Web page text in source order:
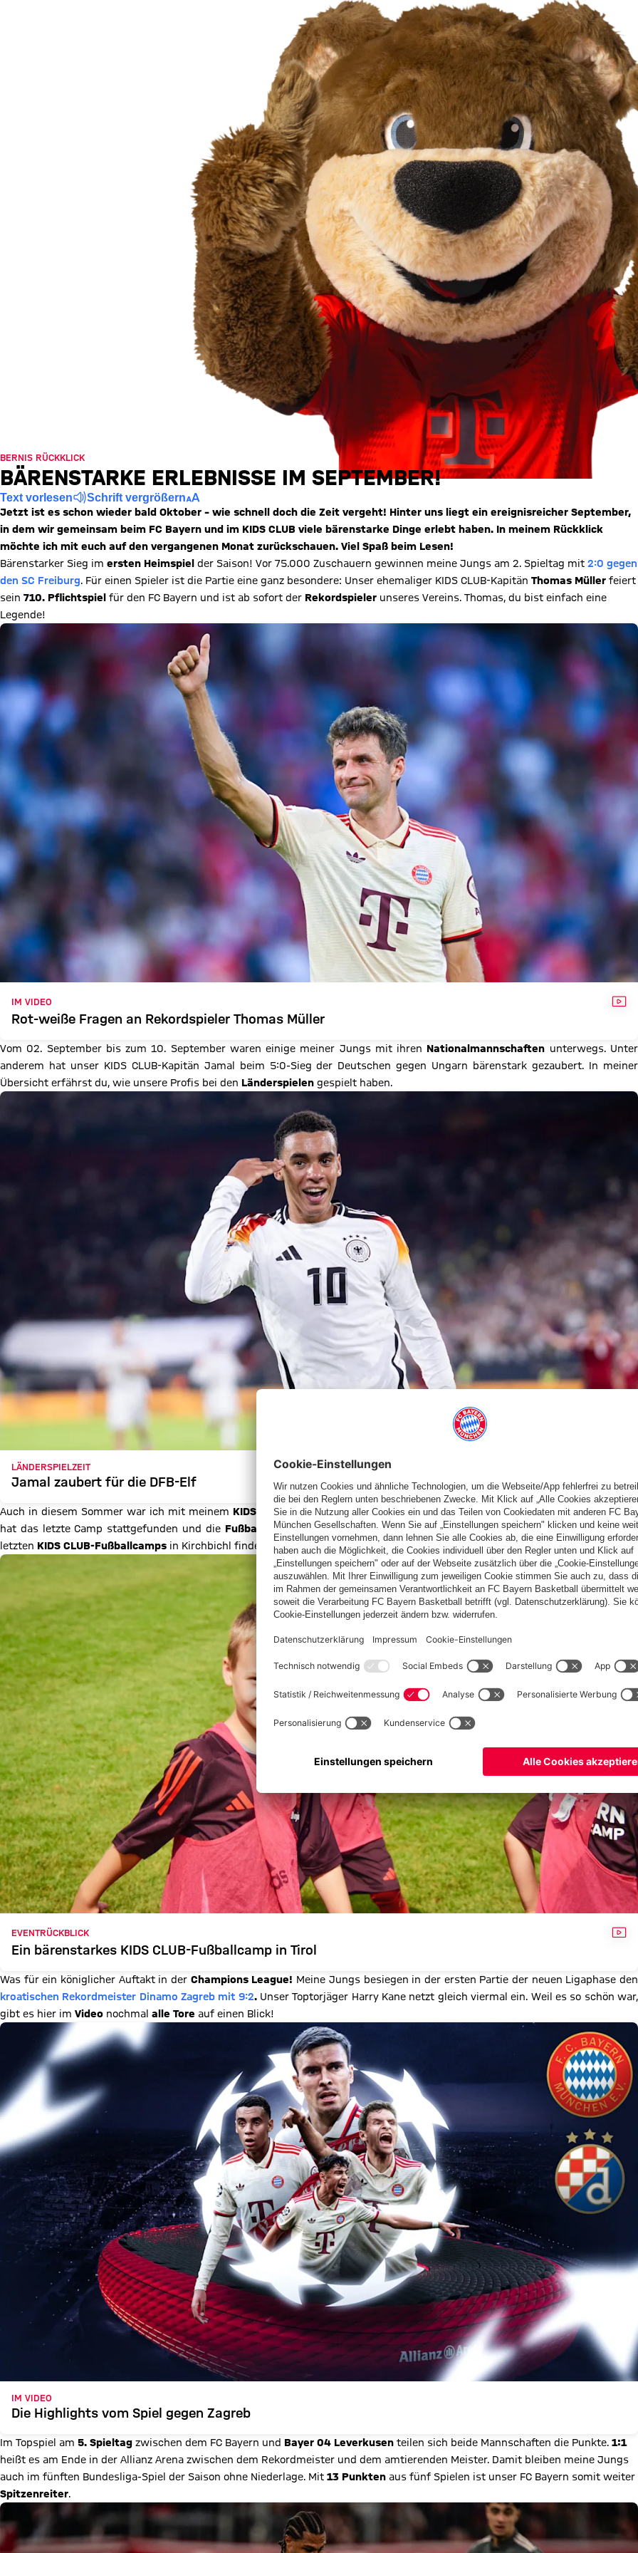
BERNIS RÜCKKLICK
BÄRENSTARKE ERLEBNISSE IM SEPTEMBER!
Text vorlesen Schrift vergrößern
Jetzt ist es schon wieder bald Oktober – wie schnell doch die Zeit vergeht! Hinter uns liegt ein ereignisreicher September,
in dem wir gemeinsam beim FC Bayern und im KIDS CLUB viele bärenstarke Dinge erlebt haben. In meinem Rückklick
möchte ich mit euch auf den vergangenen Monat zurückschauen. Viel Spaß beim Lesen!
Bärenstarker Sieg im ersten Heimspiel der Saison! Vor 75.000 Zuschauern gewinnen meine Jungs am 2. Spieltag mit 2:0 gegen
den SC Freiburg. Für einen Spieler ist die Partie eine ganz besondere: Unser ehemaliger KIDS CLUB-Kapitän Thomas Müller feiert
sein 710. Pflichtspiel für den FC Bayern und ist ab sofort der Rekordspieler unseres Vereins. Thomas, du bist einfach eine
Legende!
IM VIDEO
Rot-weiße Fragen an Rekordspieler Thomas Müller
Vom 02. September bis zum 10. September waren einige meiner Jungs mit ihren Nationalmannschaften unterwegs. Unter
anderem hat unser KIDS CLUB-Kapitän Jamal beim 5:0-Sieg der Deutschen gegen Ungarn bärenstark gezaubert. In meiner
Übersicht erfährst du, wie unsere Profis bei den Länderspielen gespielt haben.
LÄNDERSPIELZEIT
Jamal zaubert für die DFB-Elf
Auch in diesem Sommer war ich mit meinem KIDS CLUBwieder auf zahlreichen Fußballplätzen unterwegs. Anfang September
hat das letzte Camp stattgefunden und die Fußballcampsaisonist somit beendet. Bärenstarke Eindrücke von einem unserer
letzten KIDS CLUB-Fußballcamps in Kirchbichl findest du hier im Video.
EVENTRÜCKBLICK
Ein bärenstarkes KIDS CLUB-Fußballcamp in Tirol
Was für ein königlicher Auftakt in der Champions League! Meine Jungs besiegen in der ersten Partie der neuen Ligaphase den
kroatischen Rekordmeister Dinamo Zagreb mit 9:2. Unser Toptorjäger Harry Kane netzt gleich viermal ein. Weil es so schön war,
gibt es hier im Video nochmal alle Tore auf einen Blick!
IM VIDEO
Die Highlights vom Spiel gegen Zagreb
Im Topspiel am 5. Spieltag zwischen dem FC Bayern und Bayer 04 Leverkusen teilen sich beide Mannschaften die Punkte. 1:1
heißt es am Ende in der Allianz Arena zwischen dem Rekordmeister und dem amtierenden Meister. Damit bleiben meine Jungs
auch im fünften Bundesliga-Spiel der Saison ohne Niederlage. Mit 13 Punkten aus fünf Spielen ist unser FC Bayern somit weiter
Spitzenreiter.